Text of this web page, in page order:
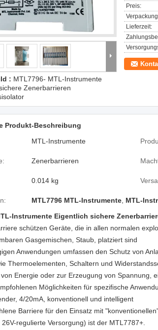
: MTL7796- MTL-Instrumente
Zenerbarrieren
Preis:
Lieferzeit:
Produkt-Beschreibung
MTL-Instrumente
Zenerbarrieren
0.014 kg
MTL7796 MTL-Instrumente MTL-
Instrumente Eigentlich sichere
schützen Geräte, die in allen normalen
Gasgemischen, Staub, platziert sind
Anwendungen umfassen den Schutz von
Thermoelementen, Schaltern und
Energie oder zur Erzeugung von Spannung,
Möglichkeiten für spezifische
4/20mA, konventionell und intelligent
Barriere für den Einsatz mit
regulierte Versorgung) ist der MTL7787+.